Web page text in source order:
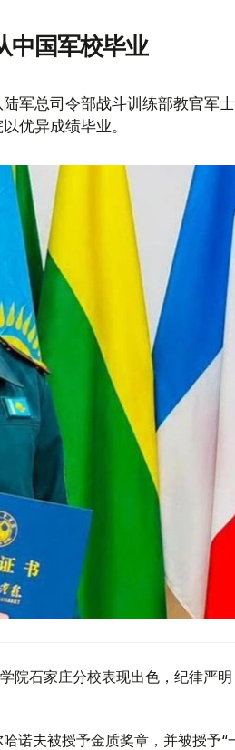
中国军校毕业
军总司令部战斗训练部教官军
优异成绩毕业。
院石家庄分校表现出色，纪律严
诺夫被授予金质奖章，并被授予“